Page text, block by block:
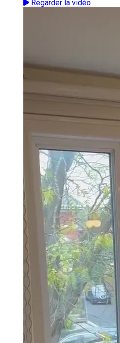
Regarder la vidéo